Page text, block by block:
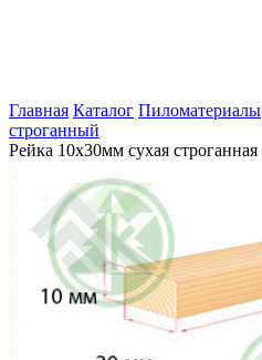
Главная Каталог Пиломатериалы
строганный
Рейка 10х30мм сухая строганная